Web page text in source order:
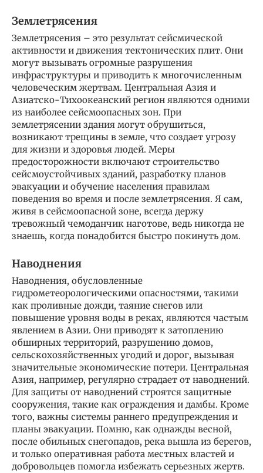
Землетрясения
Землетрясения – это результат сейсмической
активности и движения тектонических плит. Они
могут вызывать огромные разрушения
инфраструктуры и приводить к многочисленным
человеческим жертвам. Центральная Азия и
Азиатско-Тихоокеанский регион являются одними
из наиболее сейсмоопасных зон. При
землетрясении здания могут обрушиться,
возникают трещины в земле, что создает угрозу
для жизни и здоровья людей. Меры
предосторожности включают строительство
сейсмоустойчивых зданий, разработку планов
эвакуации и обучение населения правилам
поведения во время и после землетрясения. Я сам,
живя в сейсмоопасной зоне, всегда держу
тревожный чемоданчик наготове, ведь никогда не
знаешь, когда понадобится быстро покинуть дом.
Наводнения
Наводнения, обусловленные
гидрометеорологическими опасностями, такими
как проливные дожди, таяние снегов или
повышение уровня воды в реках, являются частым
явлением в Азии. Они приводят к затоплению
обширных территорий, разрушению домов,
сельскохозяйственных угодий и дорог, вызывая
значительные экономические потери. Центральная
Азия, например, регулярно страдает от наводнений.
Для защиты от наводнений строятся защитные
сооружения, такие как ограждения и дамбы. Кроме
того, важны системы раннего предупреждения и
планы эвакуации. Помню, как однажды весной,
после обильных снегопадов, река вышла из берегов,
и только оперативная работа местных властей и
добровольцев помогла избежать серьезных жертв.